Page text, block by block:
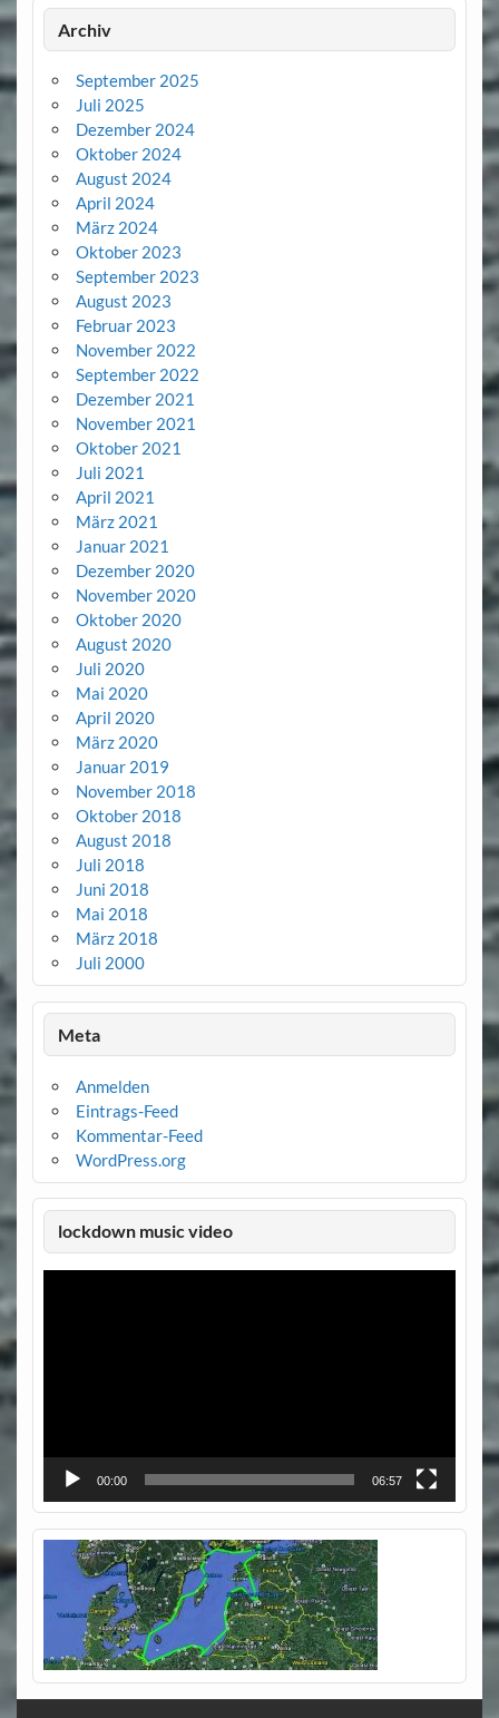
Archiv
September 2025
Juli 2025
Dezember 2024
Oktober 2024
August 2024
April 2024
März 2024
Oktober 2023
September 2023
August 2023
Februar 2023
November 2022
September 2022
Dezember 2021
November 2021
Oktober 2021
Juli 2021
April 2021
März 2021
Januar 2021
Dezember 2020
November 2020
Oktober 2020
August 2020
Juli 2020
Mai 2020
April 2020
März 2020
Januar 2019
November 2018
Oktober 2018
August 2018
Juli 2018
Juni 2018
Mai 2018
März 2018
Juli 2000
Meta
Anmelden
Eintrags-Feed
Kommentar-Feed
WordPress.org
lockdown music video
Video-
00:00 06:57